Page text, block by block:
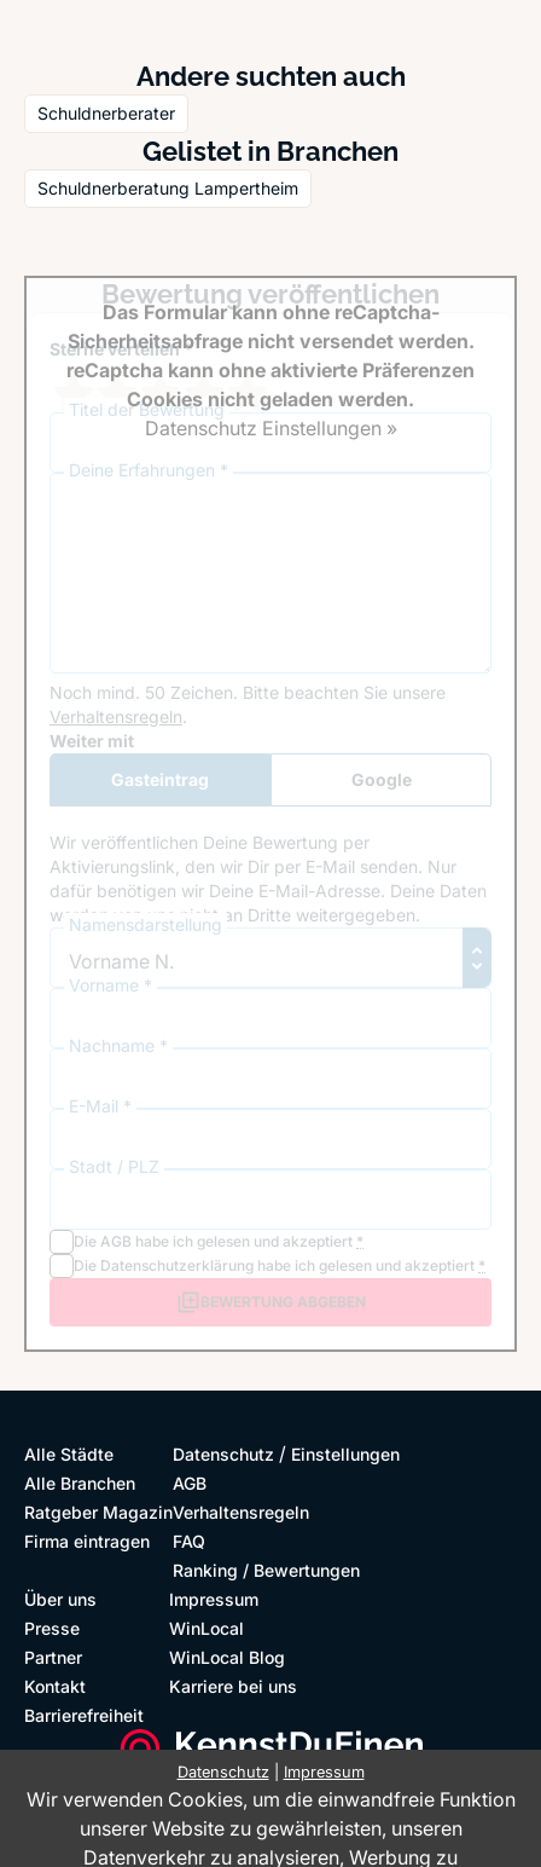
Andere suchten auch
Schuldnerberater
Gelistet in Branchen
Schuldnerberatung Lampertheim
Bewertung veröffentlichen
Sterne verteilen *
Titel der Bewertung
Deine Erfahrungen *
Noch mind. 50 Zeichen. Bitte beachten Sie unsere
Verhaltensregeln.
Google Recaptcha
Weiter mit
Gasteintrag
Google
Anmeldung
Wir veröffentlichen Deine Bewertung per
Aktivierungslink, den wir Dir per E-Mail senden. Nur
dafür benötigen wir Deine E-Mail-Adresse. Deine Daten
werden von uns nicht an Dritte weitergegeben.
Namensdarstellung
Vorname *
Nachname *
E-Mail *
Stadt / PLZ
Die AGB habe ich gelesen und akzeptiert *
Die Datenschutzerklärung habe ich gelesen und akzeptiert *
BEWERTUNG ABGEBEN
Das Formular kann ohne reCaptcha-
Sicherheitsabfrage nicht versendet werden.
reCaptcha kann ohne aktivierte Präferenzen
Cookies nicht geladen werden.
Datenschutz Einstellungen »
Alle Städte
Alle Branchen
Ratgeber Magazin
Firma eintragen
Datenschutz / Einstellungen
AGB
Verhaltensregeln
FAQ
Ranking / Bewertungen
Über uns
Presse
Partner
Kontakt
Barrierefreiheit
Impressum
WinLocal
WinLocal Blog
Karriere bei uns
Datenschutz| Impressum
Wir verwenden Cookies, um die einwandfreie Funktion
unserer Website zu gewährleisten, unseren
Datenverkehr zu analysieren, Werbung zu